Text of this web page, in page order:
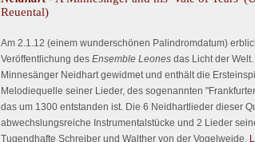
Reuental)
Am 2.1.12 (einem wunderschönen Palindromdatum)
Veröffentlichung des Ensemble Leonesdas Licht der
Minnesänger Neidhart gewidmet und enthält die
Melodiequelle seiner Lieder, des sogenannten
das um 1300 entstanden ist. Die 6 Neidhartlieder dieser
abwechslungsreiche Instrumentalstücke und 2 Lieder
Tugendhafte Schreiber und Walther von der Vogelweide.